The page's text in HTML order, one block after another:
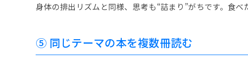
身体の排出リズムと同様、思考も“詰まり”がちです。食
⑤ 同じテーマの本を複数冊読む